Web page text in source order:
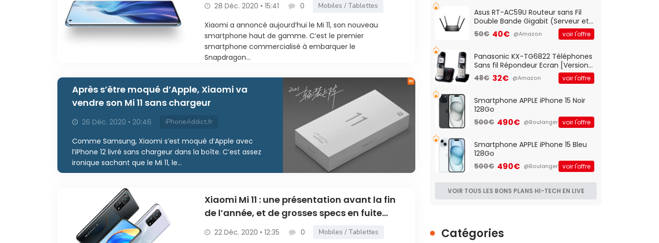
28 Déc. 2020 • 15:41 0 Mobiles / Tablettes
Xiaomi a annoncé aujourd’hui le Mi 11, son nouveau
smartphone haut de gamme. C’est le premier
smartphone commercialisé à embarquer le
Snapdragon...
Après s’être moqué d’Apple, Xiaomi va
vendre son Mi 11 sans chargeur
26 Déc. 2020 • 20:46 iPhoneAddict.fr
Comme Samsung, Xiaomi s’est moqué d’Apple avec
l’iPhone 12 livré sans chargeur dans la boîte. C’est assez
ironique sachant que le Mi 11, le...
Xiaomi Mi 11 : une présentation avant la fin
de l’année, et de grosses specs en fuite
22 Déc. 2020 • 12:35 0 Mobiles / Tablettes
Asus RT-AC59U Routeur sans Fil
Double Bande Gigabit (Serveur et
Client VPN, Triple Vlan, Mode Point
d'accès et Bridge, contrôle
50€ 40€ @Amazon voir l'offre
Panasonic KX-TG6822 Téléphones
Sans fil Répondeur Ecran [Version
Française]
48€ 32€ @Amazon voir l'offre
Smartphone APPLE iPhone 15 Noir
128Go
500€ 490€ @Boulanger voir l'offre
Smartphone APPLE iPhone 15 Bleu
128Go
500€ 490€ @Boulanger voir l'offre
VOIR TOUS LES BONS PLANS HI-TECH EN LIVE
Catégories